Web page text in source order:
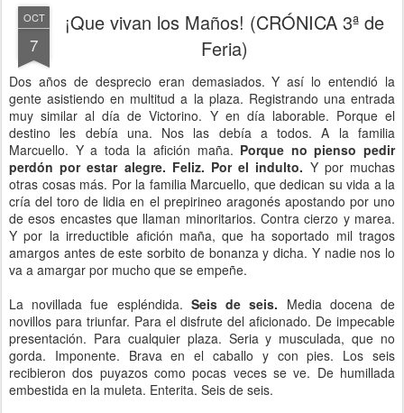
OCT
7
¡Que vivan los Maños! (CRÓNICA 3ª de
Feria)
Dos años de desprecio eran demasiados. Y así lo entendió la
gente asistiendo en multitud a la plaza. Registrando una entrada
muy similar al día de Victorino. Y en día laborable. Porque el
destino les debía una. Nos las debía a todos. A la familia
Marcuello. Y a toda la afición maña. Porque no pienso pedir
perdón por estar alegre. Feliz. Por el indulto. Y por muchas
otras cosas más. Por la familia Marcuello, que dedican su vida a la
cría del toro de lidia en el prepirineo aragonés apostando por uno
de esos encastes que llaman minoritarios. Contra cierzo y marea.
Y por la irreductible afición maña, que ha soportado mil tragos
amargos antes de este sorbito de bonanza y dicha. Y nadie nos lo
va a amargar por mucho que se empeñe.
La novillada fue espléndida. Seis de seis. Media docena de
novillos para triunfar. Para el disfrute del aficionado. De impecable
presentación. Para cualquier plaza. Seria y musculada, que no
gorda. Imponente. Brava en el caballo y con pies. Los seis
recibieron dos puyazos como pocas veces se ve. De humillada
embestida en la muleta. Enterita. Seis de seis.